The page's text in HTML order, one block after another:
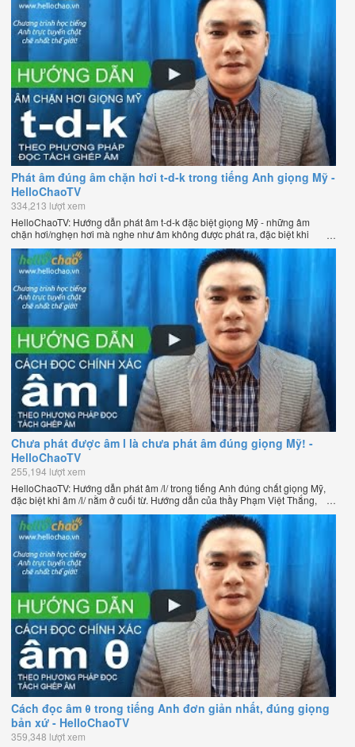
Phát âm đúng âm chặn hơi t-d-k trong tiếng Anh giọng Mỹ -
HelloChaoTV
334,213 lượt xem
HelloChaoTV: Hướng dẫn phát âm t-d-k đặc biệt giọng Mỹ - những âm
chặn hơi/nghẹn hơi mà nghe như âm không được phát ra, đặc biệt khi
chúng nằm ở cuối từ. Hướng dẫn của thầy Phạm Việt Thắng, đồng sáng
lập HelloChao.vn - Chương trình dạy tiếng Anh trực tuyến chặt chẽ nhất
thế giới.
Chưa phát được âm l là chưa phát âm đúng giọng Mỹ! -
HelloChaoTV
255,194 lượt xem
HelloChaoTV: Hướng dẫn phát âm /l/ trong tiếng Anh đúng chất giọng Mỹ,
đặc biệt khi âm /l/ nằm ở cuối từ. Hướng dẫn của thầy Phạm Việt Thắng,
đồng sáng lập HelloChao.vn - Chương trình dạy tiếng Anh trực tuyến chặt
chẽ nhất thế giới.
Cách đọc âm θ trong tiếng Anh đơn giản nhất, đúng giọng
bản xứ - HelloChaoTV
359,348 lượt xem